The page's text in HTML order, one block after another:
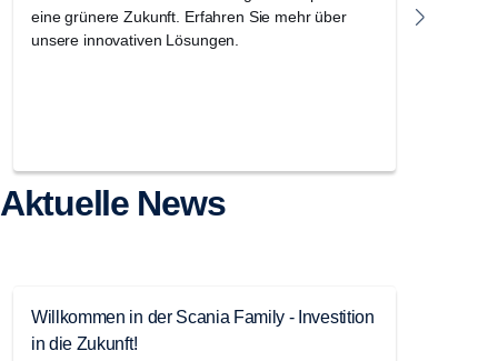
eine grünere Zukunft. Erfahren Sie mehr über
unsere innovativen Lösungen.
Aktuelle News
Willkommen in der Scania Family - Investition
in die Zukunft!